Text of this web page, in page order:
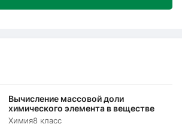
Вычисление массовой доли
химического элемента в веществе
Химия8 класс